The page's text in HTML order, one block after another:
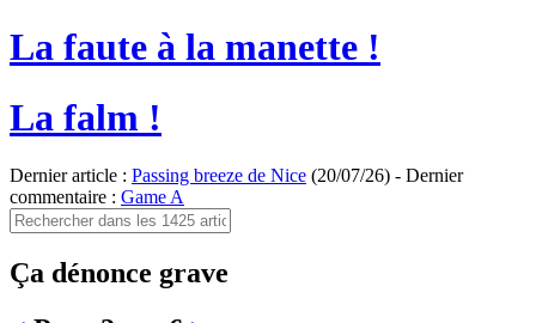
La faute à la manette !
La falm !
Dernier article : Passing breeze de Nice (20/07/26) - Dernier
commentaire : Game A
Ça dénonce grave